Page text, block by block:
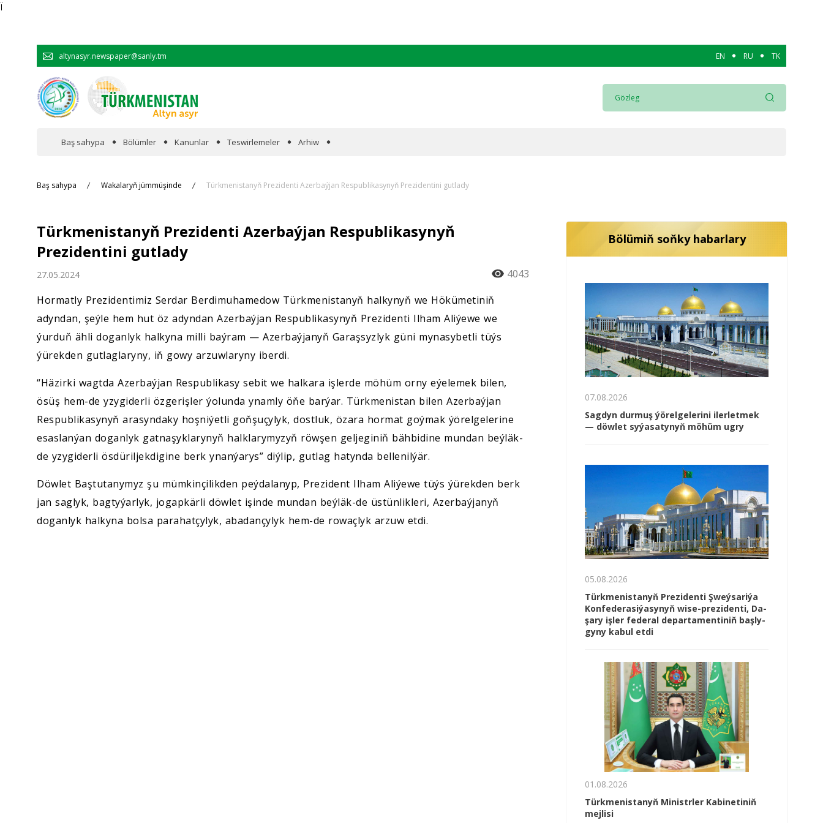
Ï
altynasyr.newspaper@sanly.tm EN RU TK
Baş sahypa Bölümler
Hyzmatdaşlyk
Jemgyýet
Ylym
Sport
Kanunlar Teswirlemeler Arhiw
Baş sahypa Wakalaryň jümmüşinde Türkmenistanyň Prezidenti Azerbaýjan Respublikasynyň Prezidentini gutlady
Türkmenistanyň Prezidenti Azerbaýjan Respublikasynyň
Prezidentini gutlady
27.05.2024
4043
Hormatly Prezidentimiz Serdar Berdimuhamedow Türkmenistanyň halkynyň we Hökümetiniň
adyndan, şeýle hem hut öz adyndan Azerbaýjan Respublikasynyň Prezidenti Ilham Aliýewe we
ýurduň ähli doganlyk halkyna milli baýram — Azerbaýjanyň Garaşsyzlyk güni mynasybetli tüýs
ýürekden gutlaglaryny, iň gowy arzuwlaryny iberdi.
“Häzirki wagtda Azerbaýjan Respublikasy sebit we halkara işlerde möhüm orny eýelemek bilen,
ösüş hem-de yzygiderli özgerişler ýolunda ynamly öňe barýar. Türkmenistan bilen Azerbaýjan
Respublikasynyň arasyndaky hoşniýetli goňşuçylyk, dostluk, özara hormat goýmak ýörelgelerine
esaslanýan doganlyk gatnaşyklarynyň halklarymyzyň röwşen geljeginiň bähbidine mundan beýläk-
de yzygiderli ösdüriljekdigine berk ynanýarys” diýlip, gutlag hatynda bellenilýär.
Döwlet Baştutanymyz şu mümkinçilikden peýdalanyp, Prezident Ilham Aliýewe tüýs ýürekden berk
jan saglyk, bagtyýarlyk, jogapkärli döwlet işinde mundan beýläk-de üstünlikleri, Azerbaýjanyň
doganlyk halkyna bolsa parahatçylyk, abadançylyk hem-de rowaçlyk arzuw etdi.
Bölümiň soňky habarlary
07.08.2026
Sagdyn durmuş ýörelgelerini ilerletmek
— döwlet syýasatynyň möhüm ugry
05.08.2026
Türk­me­nis­ta­nyň Prezidenti Şweý­sa­ri­ýa
Kon­fe­de­ra­si­ýa­sy­nyň wi­se-prezidenti, Da­
şa­ry iş­ler fe­de­ral de­par­ta­men­ti­niň baş­ly­
gy­ny ka­bul et­di
01.08.2026
Türkmenistanyň Ministrler Kabinetiniň
mejlisi